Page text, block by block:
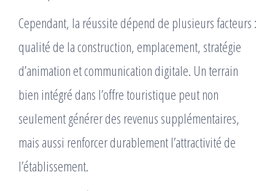
Cependant, la réussite dépend de plusieurs facteurs :
qualité de la construction, emplacement, stratégie
d’animation et communication digitale. Un terrain
bien intégré dans l’offre touristique peut non
seulement générer des revenus supplémentaires,
mais aussi renforcer durablement l’attractivité de
l’établissement.